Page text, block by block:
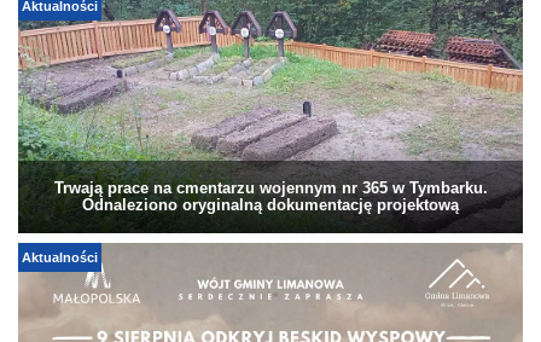
Aktualności
Trwają prace na cmentarzu wojennym nr 365 w Tymbarku.
Odnaleziono oryginalną dokumentację projektową
Aktualności